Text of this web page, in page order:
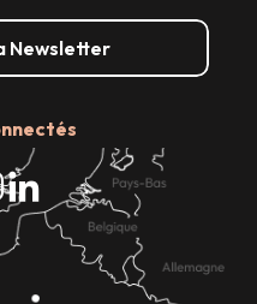
Newsletter